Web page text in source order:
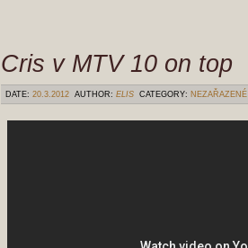
Cris v MTV 10 on top
DATE: 20.3.2012 AUTHOR: ELIS CATEGORY: NEZAŘAZENÉ